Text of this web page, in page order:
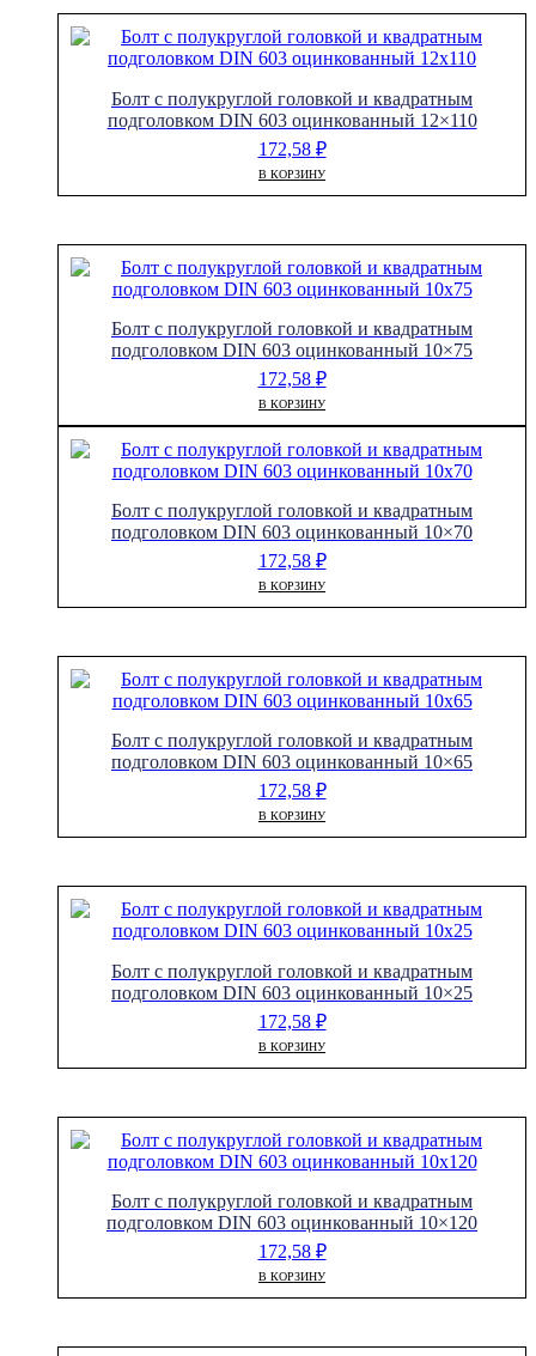
Болт с полукруглой головкой и квадратным
подголовком DIN 603 оцинкованный 12×110
172,58 ₽
В КОРЗИНУ
Болт с полукруглой головкой и квадратным
подголовком DIN 603 оцинкованный 10×75
172,58 ₽
В КОРЗИНУ
Болт с полукруглой головкой и квадратным
подголовком DIN 603 оцинкованный 10×70
172,58 ₽
В КОРЗИНУ
Болт с полукруглой головкой и квадратным
подголовком DIN 603 оцинкованный 10×65
172,58 ₽
В КОРЗИНУ
Болт с полукруглой головкой и квадратным
подголовком DIN 603 оцинкованный 10×25
172,58 ₽
В КОРЗИНУ
Болт с полукруглой головкой и квадратным
подголовком DIN 603 оцинкованный 10×120
172,58 ₽
В КОРЗИНУ